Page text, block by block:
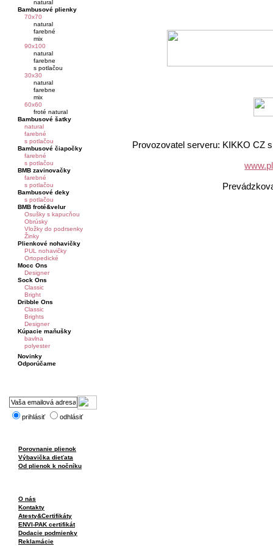
natural
Bambusové plienky
70x70
natural
farebné
mix
90x100
natural
farebne
s potlačou
30x30
natural
farebne
mix
60x60
froté natural
Bambusové šatky
natural
farebné
s potlačou
Bambusové čiapočky
farebné
s potlačou
BMB zavinovačky
farebné
s potlačou
Bambusové deky
s potlačou
BMB froté&velur
Osušky s kapucňou
Obrúsky
Vložky do podrsenky
Žinky
Plienkové nohavičky
PUL nohavičky
Ortopedické
Mocc Ons
Designer
Sock Ons
Classic
Bright
Dribble Ons
Classic
Brights
Designer
Kúpacie maňušky
bavlna
polyester
Novinky
Odporúčame
prihlásiť odhlásiť
Porovnanie plienok
Výbavička dieťata
Od plienok k nočníku
O nás
Kontakty
Atesty&Certifikáty
ENVI-PAK certifikát
Dodacie podmienky
Reklamácie
Provozovatel serveru: KIKKO CZ